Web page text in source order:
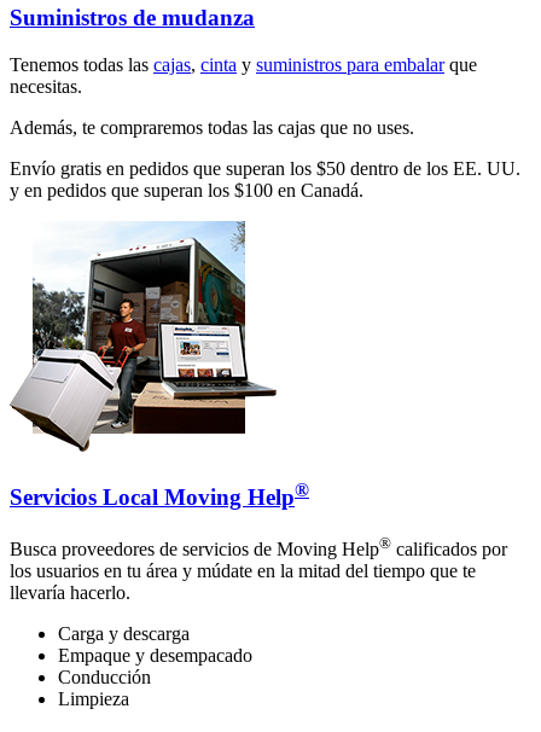
Suministros de mudanza
Tenemos todas las cajas, cinta y suministros para embalarque
necesitas.
Además, te compraremos todas las cajas que no uses.
Envío gratis en pedidos que superan los $50 dentro de los EE. UU.
y en pedidos que superan los $100 en Canadá.
Servicios Local Moving Help®
Busca proveedores de servicios de Moving Help® calificados por
los usuarios en tu área y múdate en la mitad del tiempo que te
llevaría hacerlo.
Carga y descarga
Empaque y desempacado
Conducción
Limpieza